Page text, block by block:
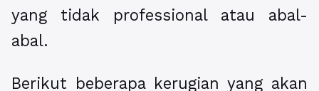
yang tidak professional atau abal-
abal.
Berikut beberapa kerugian yang akan